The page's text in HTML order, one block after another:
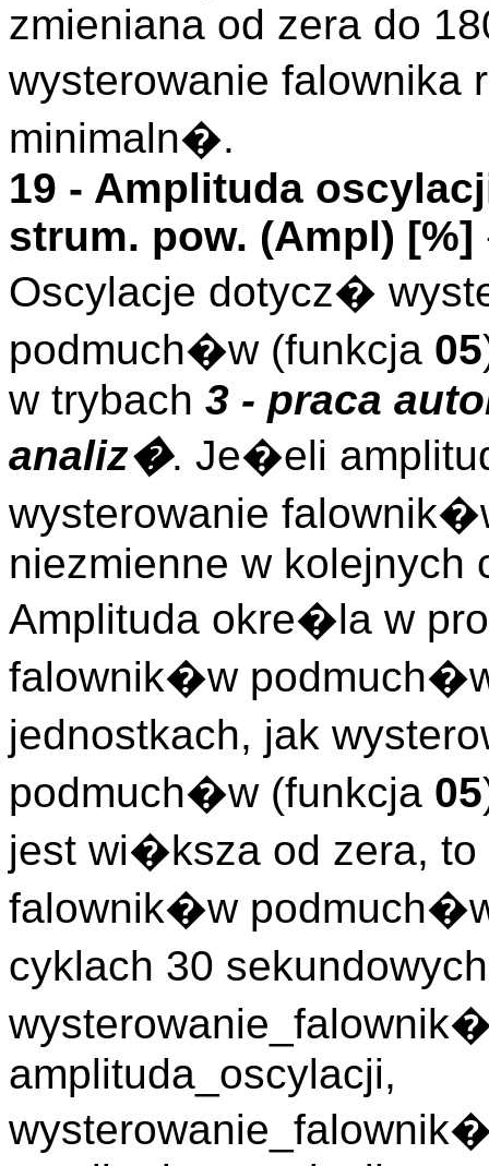
zmieniana od zera do
wysterowanie
minimaln�.
19 - Amplituda
strum. pow. (Ampl) [%]
Oscylacje dotycz�
podmuch�w (funkcja 05
w trybach 3 - praca
analiz�. Je�eli
wysterowanie
niezmienne w kolejnych
Amplituda okre�la w
falownik�w
jednostkach, jak
podmuch�w (funkcja 05
jest wi�ksza od zera, to
falownik�w
cyklach 30
amplituda_oscylacji,